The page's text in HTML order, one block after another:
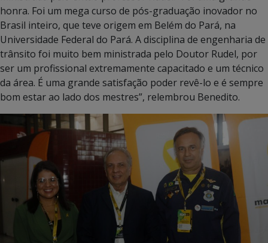
honra. Foi um mega curso de pós-graduação inovador no
Brasil inteiro, que teve origem em Belém do Pará, na
Universidade Federal do Pará. A disciplina de engenharia de
trânsito foi muito bem ministrada pelo Doutor Rudel, por
ser um profissional extremamente capacitado e um técnico
da área. É uma grande satisfação poder revê-lo e é sempre
bom estar ao lado dos mestres”, relembrou Benedito.